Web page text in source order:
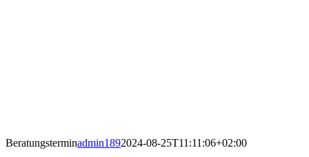
Beratungsterminadmin1892024-08-25T11:11:06+02:00